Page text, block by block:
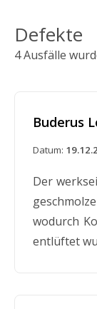
Defekte
4 Ausfälle
Buderus
Datum:
Der
wodurch
entlüftet